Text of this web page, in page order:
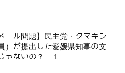
ール問題】民主党・タマキン
）が提出した愛媛県知事の文
ゃないの？ １